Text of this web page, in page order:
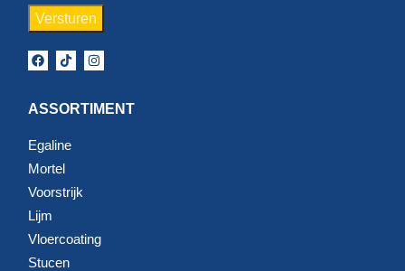
ASSORTIMENT
Egaline
Mortel
Voorstrijk
Lijm
Vloercoating
Stucen